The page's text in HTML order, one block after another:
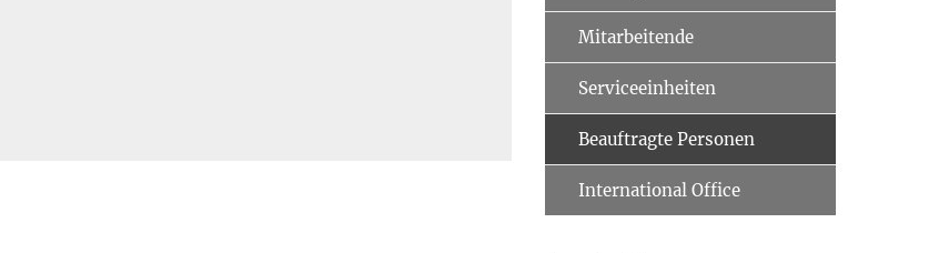
Mitarbeitende
Serviceeinheiten
Beauftragte Personen
International Office